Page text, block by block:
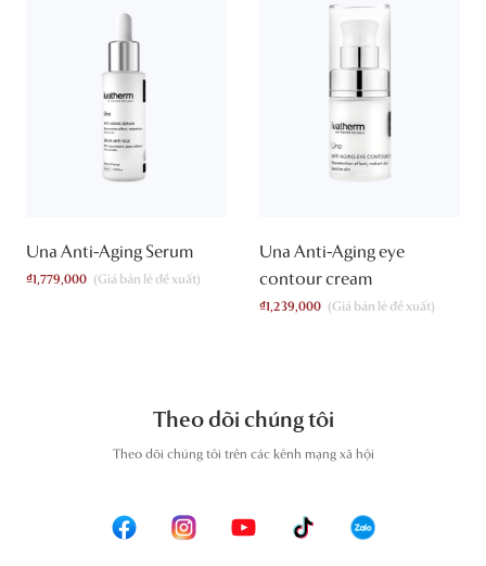
Una Anti-Aging Serum
₫1,779,000
Una Anti-Aging eye
contour cream
₫1,239,000
Theo dõi chúng tôi
Theo dõi chúng tôi trên các kênh mạng xã hội